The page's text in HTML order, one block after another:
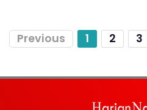
Previous 1 2 3